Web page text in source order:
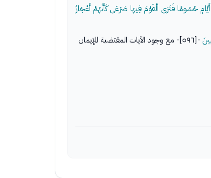
حُسُومًا فَتَرَى الْقَوْمَ فِيهَا صَرْعَى كَأَنَّهُمْ أَعْجَازُ
-[٥٩٦]- مع وجود الآيات المقتضية للإيمان